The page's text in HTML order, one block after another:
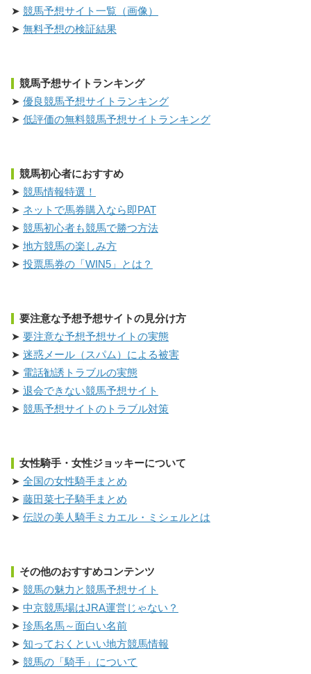
競馬予想サイト一覧（画像）
無料予想の検証結果
競馬予想サイトランキング
優良競馬予想サイトランキング
低評価の無料競馬予想サイトランキング
競馬初心者におすすめ
競馬情報特選！
ネットで馬券購入なら即PAT
競馬初心者も競馬で勝つ方法
地方競馬の楽しみ方
投票馬券の「WIN5」とは？
要注意な予想予想サイトの見分け方
要注意な予想予想サイトの実態
迷惑メール（スパム）による被害
電話勧誘トラブルの実態
退会できない競馬予想サイト
競馬予想サイトのトラブル対策
女性騎手・女性ジョッキーについて
全国の女性騎手まとめ
藤田菜七子騎手まとめ
伝説の美人騎手ミカエル・ミシェルとは
その他のおすすめコンテンツ
競馬の魅力と競馬予想サイト
中京競馬場はJRA運営じゃない？
珍馬名馬～面白い名前
知っておくといい地方競馬情報
競馬の「騎手」について